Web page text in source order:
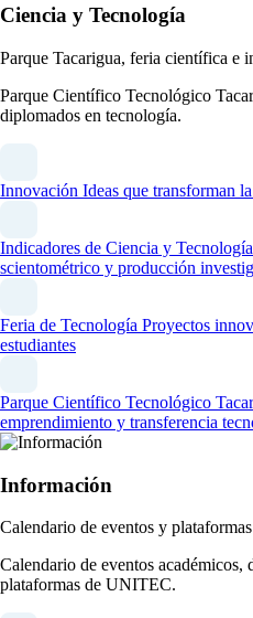
Ciencia y Tecnología
Parque Tacarigua, feria científica e
Parque Científico Tecnológico
diplomados en tecnología.
Innovación Ideas que transforman
Indicadores de Ciencia y Tecnología
scientométrico y producción
Feria de Tecnología Proyectos
estudiantes
Parque Científico Tecnológico
emprendimiento y transferencia
Información
Calendario de eventos y
Calendario de eventos académicos,
plataformas de UNITEC.